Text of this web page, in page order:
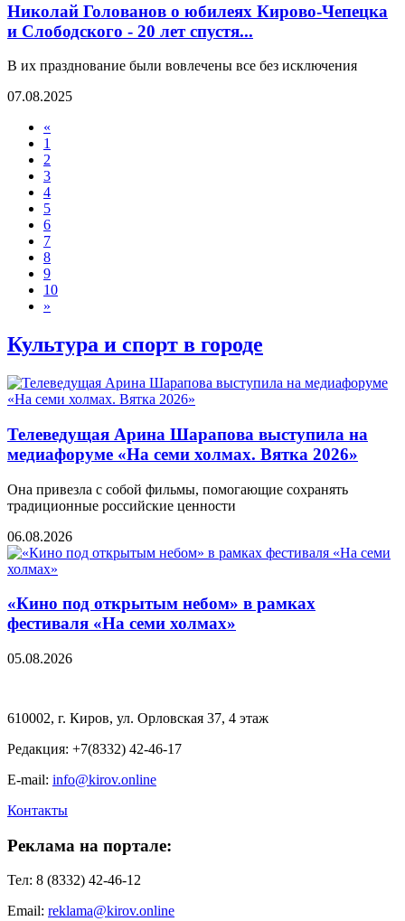
Николай Голованов о юбилеях Кирово-Чепецка
и Слободского - 20 лет спустя...
В их празднование были вовлечены все без исключения
07.08.2025
«
1
2
3
4
5
6
7
8
9
10
»
Культура и спорт в городе
Телеведущая Арина Шарапова выступила на
медиафоруме «На семи холмах. Вятка 2026»
Она привезла с собой фильмы, помогающие сохранять
традиционные российские ценности
06.08.2026
«Кино под открытым небом» в рамках
фестиваля «На семи холмах»
05.08.2026
610002, г. Киров, ул. Орловская 37, 4 этаж
Редакция: +7(8332) 42-46-17
E-mail: info@kirov.online
Контакты
Реклама на портале:
Тел: 8 (8332) 42-46-12
Email: reklama@kirov.online